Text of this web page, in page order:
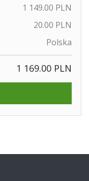
1 149.00 PLN
20.00 PLN
Polska
1 169.00 PLN